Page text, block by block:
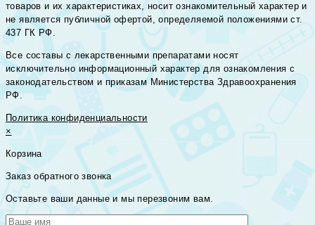
товаров и их характеристиках, носит ознакомительный характер и
не является публичной офертой, определяемой положениями ст.
437 ГК РФ.
Все составы с лекарственными препаратами носят
исключительно информационный характер для ознакомления с
законодательством и приказам Министерства Здравоохранения
РФ.
Политика конфиденциальности
×
Корзина
Заказ обратного звонка
Оставьте ваши данные и мы перезвоним вам.